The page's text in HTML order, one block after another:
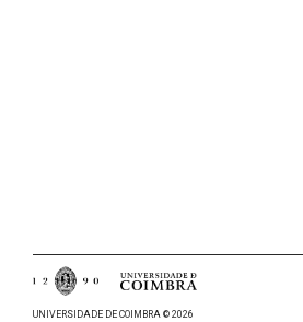
UNIVERSIDADE DE COIMBRA © 2026